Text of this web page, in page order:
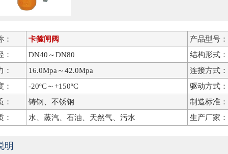
： 卡箍闸阀
产品型号：
：
DN40～DN80
结构形式：
：
16.0Mpa～42.0Mpa
连接方式：
：
-20ºC～+150ºC
驱动方式：
：
铸钢、不锈钢
制造标准：
：
水、蒸汽、石油、天然气、污水 生产厂家：
明